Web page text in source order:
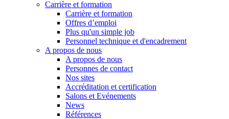
Carrière et formation
Carrière et formation
Offres d’emploi
Plus qu'un simple job
Personnel technique et d'encadrement
A propos de nous
A propos de nous
Personnes de contact
Nos sites
Accréditation et certification
Salons et Evénements
News
Références